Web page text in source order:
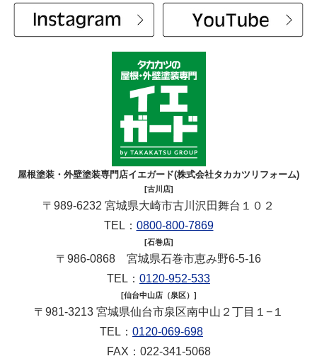
屋根塗装・外壁塗装専門店イエガード(株式会社タカカツリフォーム)
[古川店]
〒989-6232 宮城県大崎市古川沢田舞台１０２
TEL： 0800-800-7869
[石巻店]
〒986-0868 宮城県石巻市恵み野6-5-16
TEL： 0120-952-533
[仙台中山店（泉区）]
〒981-3213 宮城県仙台市泉区南中山２丁目１−１
TEL： 0120-069-698
FAX：022-341-5068